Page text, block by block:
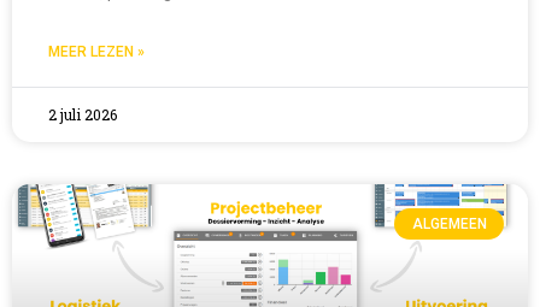
MEER LEZEN »
2 juli 2026
ALGEMEEN